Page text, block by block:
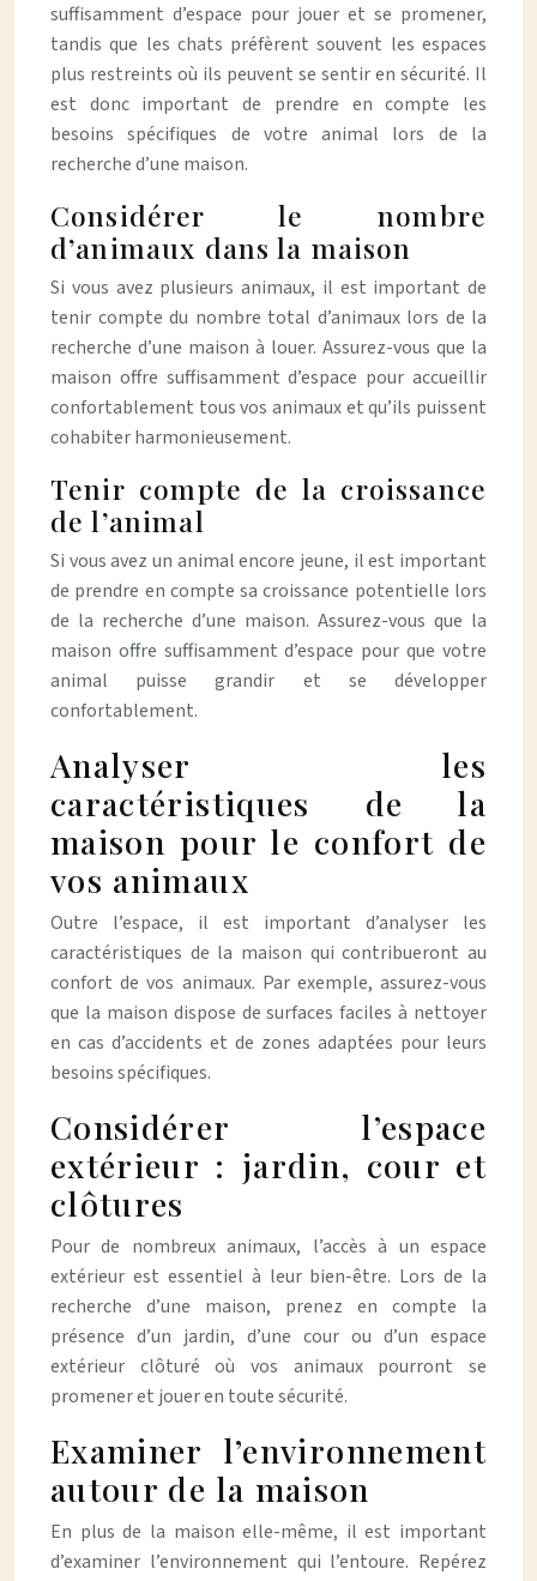
suffisamment d’espace pour jouer et se promener,
tandis que les chats préfèrent souvent les espaces
plus restreints où ils peuvent se sentir en sécurité. Il
est donc important de prendre en compte les
besoins spécifiques de votre animal lors de la
recherche d’une maison.
Considérer le nombre
d’animaux dans la maison
Si vous avez plusieurs animaux, il est important de
tenir compte du nombre total d’animaux lors de la
recherche d’une maison à louer. Assurez-vous que la
maison offre suffisamment d’espace pour accueillir
confortablement tous vos animaux et qu’ils puissent
cohabiter harmonieusement.
Tenir compte de la croissance
de l’animal
Si vous avez un animal encore jeune, il est important
de prendre en compte sa croissance potentielle lors
de la recherche d’une maison. Assurez-vous que la
maison offre suffisamment d’espace pour que votre
animal puisse grandir et se développer
confortablement.
Analyser les
caractéristiques de la
maison pour le confort de
vos animaux
Outre l’espace, il est important d’analyser les
caractéristiques de la maison qui contribueront au
confort de vos animaux. Par exemple, assurez-vous
que la maison dispose de surfaces faciles à nettoyer
en cas d’accidents et de zones adaptées pour leurs
besoins spécifiques.
Considérer l’espace
extérieur : jardin, cour et
clôtures
Pour de nombreux animaux, l’accès à un espace
extérieur est essentiel à leur bien-être. Lors de la
recherche d’une maison, prenez en compte la
présence d’un jardin, d’une cour ou d’un espace
extérieur clôturé où vos animaux pourront se
promener et jouer en toute sécurité.
Examiner l’environnement
autour de la maison
En plus de la maison elle-même, il est important
d’examiner l’environnement qui l’entoure. Repérez